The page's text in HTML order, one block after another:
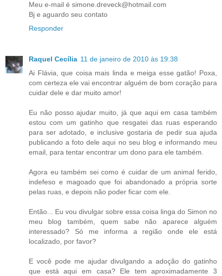
Meu e-mail é simone.dreveck@hotmail.com
Bj e aguardo seu contato
Responder
Raquel Cecília 11 de janeiro de 2010 às 19:38
Ai Flávia, que coisa mais linda e meiga esse gatão! Poxa,
com certeza ele vai encontrar alguém de bom coração para
cuidar dele e dar muito amor!
Eu não posso ajudar muito, já que aqui em casa também
estou com um gatinho que resgatei das ruas esperando
para ser adotado, e inclusive gostaria de pedir sua ajuda
publicando a foto dele aqui no seu blog e informando meu
email, para tentar encontrar um dono para ele também.
Agora eu também sei como é cuidar de um animal ferido,
indefeso e magoado que foi abandonado a própria sorte
pelas ruas, e depois não poder ficar com ele.
Então... Eu vou divulgar sobre essa coisa linga do Simon no
meu blog também, quem sabe não aparece alguém
interessado? Só me informa a região onde ele está
localizado, por favor?
E você pode me ajudar divulgando a adoção do gatinho
que está aqui em casa? Ele tem aproximadamente 3